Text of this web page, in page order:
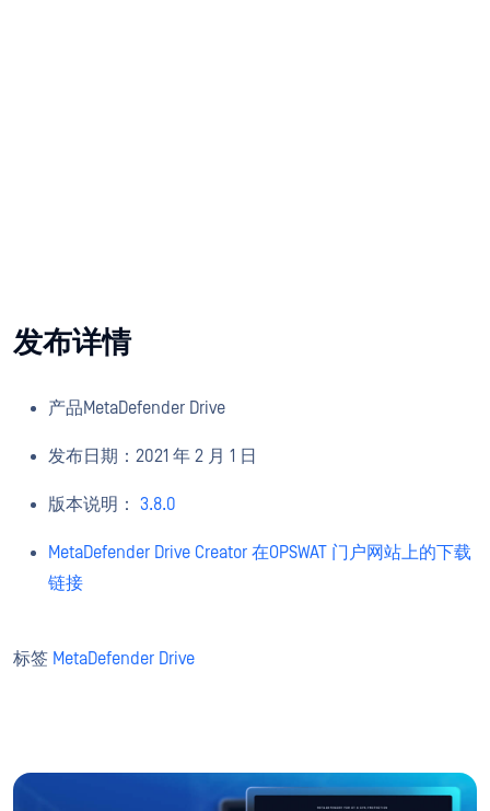
发布详情
产品MetaDefender Drive
发布日期：2021 年 2 月 1 日
版本说明： 3.8.0
MetaDefender Drive Creator 在OPSWAT 门户网站上的下载
链接
标签 MetaDefender Drive